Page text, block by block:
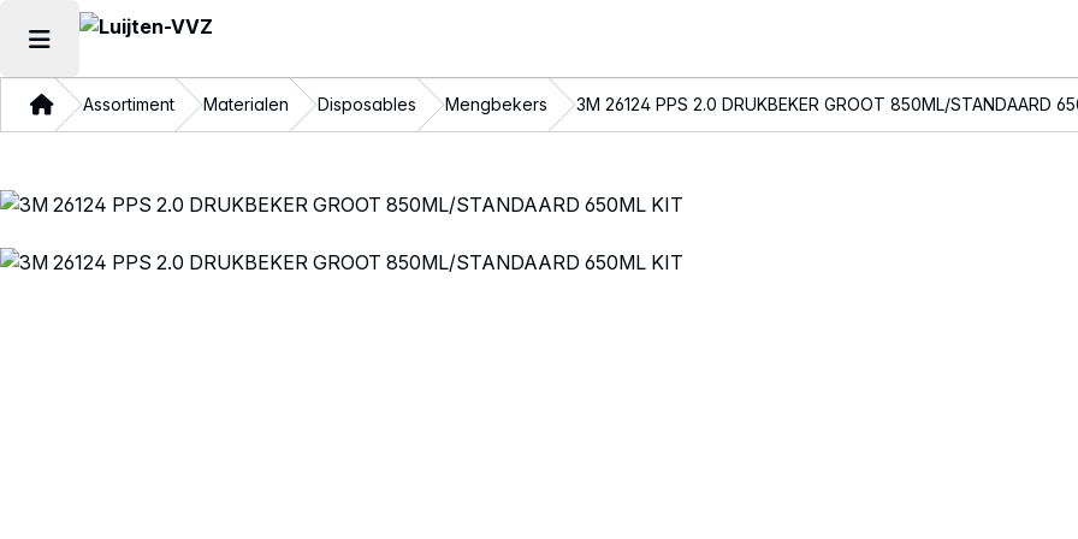
Hoofdmenu openen
ThuisAssortiment Materialen Disposables Mengbekers 3M 26124 PPS 2.0 DRUKBEKER GROOT 850ML/STANDAARD